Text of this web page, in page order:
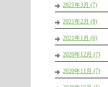
2021年3月 (7)
2021年2月 (8)
2021年1月 (6)
2020年12月 (7)
2020年11月 (7)